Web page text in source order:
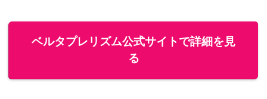
ベルタプレリズム公式サイトで詳細を見
る